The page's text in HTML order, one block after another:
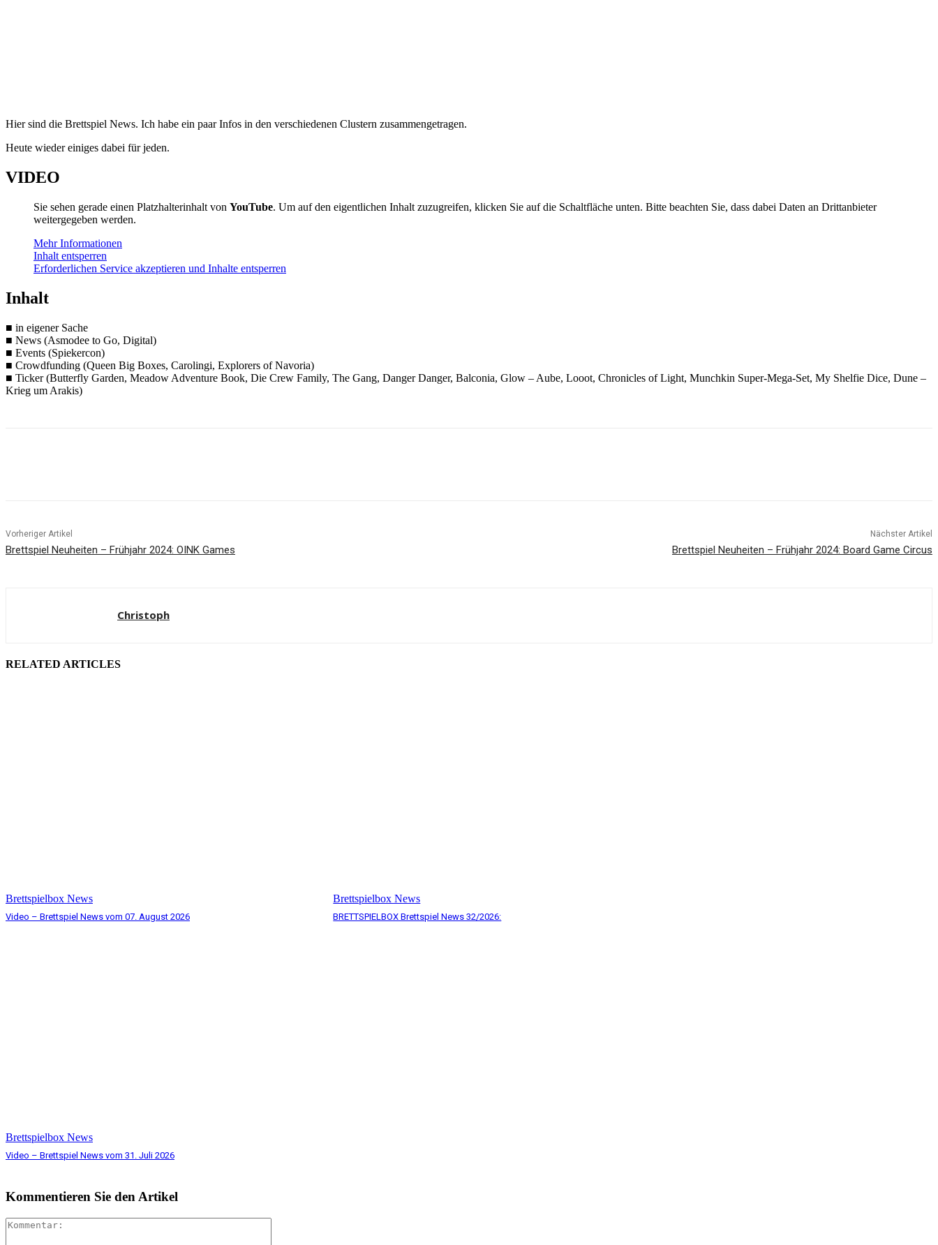
Hier sind die Brettspiel News. Ich habe ein paar Infos in den verschiedenen Clustern zusammengetragen.
Heute wieder einiges dabei für jeden.
VIDEO
Sie sehen gerade einen Platzhalterinhalt von YouTube. Um auf den eigentlichen Inhalt zuzugreifen, klicken Sie auf die Schaltfläche unten. Bitte beachten Sie, dass dabei Daten an Drittanbieter
weitergegeben werden.
Mehr Informationen
Inhalt entsperren
Erforderlichen Service akzeptieren und Inhalte entsperren
Inhalt
■ in eigener Sache
■ News (Asmodee to Go, Digital)
■ Events (Spiekercon)
■ Crowdfunding (Queen Big Boxes, Carolingi, Explorers of Navoria)
■ Ticker (Butterfly Garden, Meadow Adventure Book, Die Crew Family, The Gang, Danger Danger, Balconia, Glow – Aube, Looot, Chronicles of Light, Munchkin Super-Mega-Set, My Shelfie Dice, Dune –
Krieg um Arakis)
Vorheriger Artikel
Brettspiel Neuheiten – Frühjahr 2024: OINK Games
Nächster Artikel
Brettspiel Neuheiten – Frühjahr 2024: Board Game Circus
Christoph
RELATED ARTICLES
Brettspielbox News
Video – Brettspiel News vom 07. August 2026
Brettspielbox News
BRETTSPIELBOX Brettspiel News 32/2026:
Brettspielbox News
Video – Brettspiel News vom 31. Juli 2026
Kommentieren Sie den Artikel